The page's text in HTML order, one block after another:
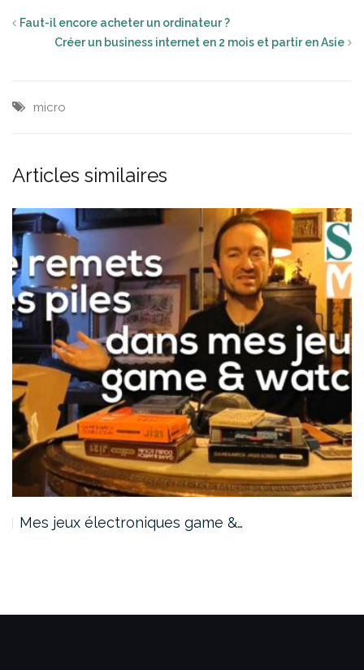
Faut-il encore acheter un ordinateur ?
Créer un business internet en 2 mois et partir en Asie
micro
Articles similaires
Mes jeux électroniques game &…